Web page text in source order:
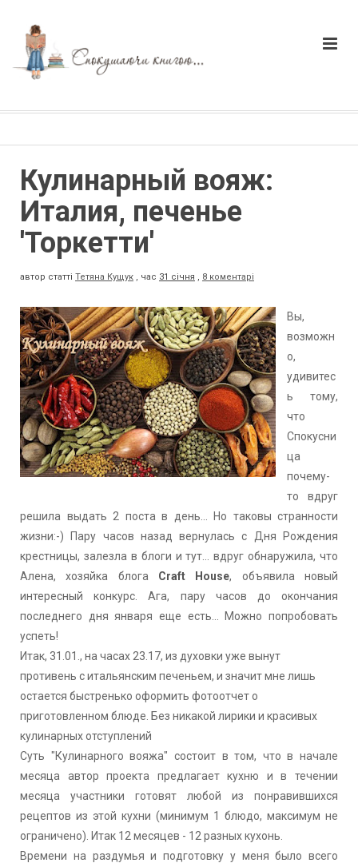
Кулинарный вояж:
Италия, печенье
'Торкетти'
автор статті Тетяна Кущук , час 31 січня , 8 коментарі
Вы,
возможн
о,
удивитес
ь тому,
что
Спокусни
ца
почему-
то вдруг
решила выдать 2 поста в день... Но таковы странности
жизни:-) Пару часов назад вернулась с Дня Рождения
крестницы, залезла в блоги и тут... вдруг обнаружила, что
Алена, хозяйка блога Craft House, объявила новый
интересный конкурс. Ага, пару часов до окончания
последнего дня января еще есть... Можно попробовать
успеть!
Итак, 31.01., на часах 23.17, из духовки уже вынут
противень с итальянским печеньем, и значит мне лишь
остается быстренько оформить фотоотчет о
приготовленном блюде. Без никакой лирики и красивых
кулинарных отступлений
Суть "Кулинарного вояжа" состоит в том, что в начале
месяца автор проекта предлагает кухню и в течении
месяца участники готовят любой из понравившихся
рецептов из этой кухни (минимум 1 блюдо, максимум не
ограничено). Итак 12 месяцев - 12 разных кухонь.
Времени на раздумья и подготовку у меня было всего